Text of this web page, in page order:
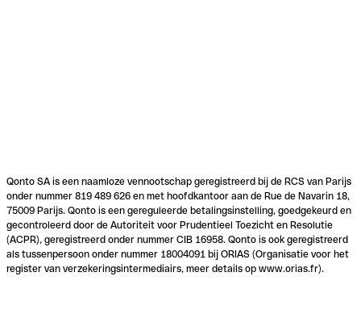
Qonto SA is een naamloze vennootschap geregistreerd bij de RCS van Parijs
onder nummer 819 489 626 en met hoofdkantoor aan de Rue de Navarin 18,
75009 Parijs. Qonto is een gereguleerde betalingsinstelling, goedgekeurd en
gecontroleerd door de Autoriteit voor Prudentieel Toezicht en Resolutie
(ACPR), geregistreerd onder nummer CIB 16958. Qonto is ook geregistreerd
als tussenpersoon onder nummer 18004091 bij ORIAS (Organisatie voor het
register van verzekeringsintermediairs, meer details op www.orias.fr).